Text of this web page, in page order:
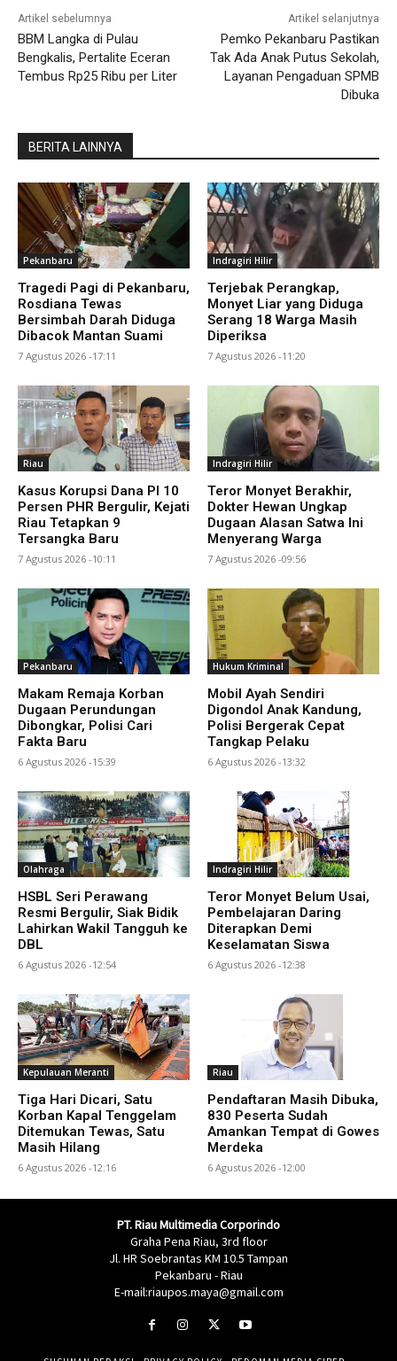
Artikel sebelumnya
BBM Langka di Pulau
Bengkalis, Pertalite Eceran
Tembus Rp25 Ribu per Liter
Artikel selanjutnya
Pemko Pekanbaru Pastikan
Tak Ada Anak Putus Sekolah,
Layanan Pengaduan SPMB
Dibuka
BERITA LAINNYA
Pekanbaru
Tragedi Pagi di Pekanbaru,
Rosdiana Tewas
Bersimbah Darah Diduga
Dibacok Mantan Suami
7 Agustus 2026 -17:11
Indragiri Hilir
Terjebak Perangkap,
Monyet Liar yang Diduga
Serang 18 Warga Masih
Diperiksa
7 Agustus 2026 -11:20
Riau
Kasus Korupsi Dana PI 10
Persen PHR Bergulir, Kejati
Riau Tetapkan 9
Tersangka Baru
7 Agustus 2026 -10:11
Indragiri Hilir
Teror Monyet Berakhir,
Dokter Hewan Ungkap
Dugaan Alasan Satwa Ini
Menyerang Warga
7 Agustus 2026 -09:56
Pekanbaru
Makam Remaja Korban
Dugaan Perundungan
Dibongkar, Polisi Cari
Fakta Baru
6 Agustus 2026 -15:39
Hukum Kriminal
Mobil Ayah Sendiri
Digondol Anak Kandung,
Polisi Bergerak Cepat
Tangkap Pelaku
6 Agustus 2026 -13:32
Olahraga
HSBL Seri Perawang
Resmi Bergulir, Siak Bidik
Lahirkan Wakil Tangguh ke
DBL
6 Agustus 2026 -12:54
Indragiri Hilir
Teror Monyet Belum Usai,
Pembelajaran Daring
Diterapkan Demi
Keselamatan Siswa
6 Agustus 2026 -12:38
Kepulauan Meranti
Tiga Hari Dicari, Satu
Korban Kapal Tenggelam
Ditemukan Tewas, Satu
Masih Hilang
6 Agustus 2026 -12:16
Riau
Pendaftaran Masih Dibuka,
830 Peserta Sudah
Amankan Tempat di Gowes
Merdeka
6 Agustus 2026 -12:00
PT. Riau Multimedia Corporindo
Graha Pena Riau, 3rd floor
Jl. HR Soebrantas KM 10.5 Tampan
Pekanbaru - Riau
E-mail:riaupos.maya@gmail.com